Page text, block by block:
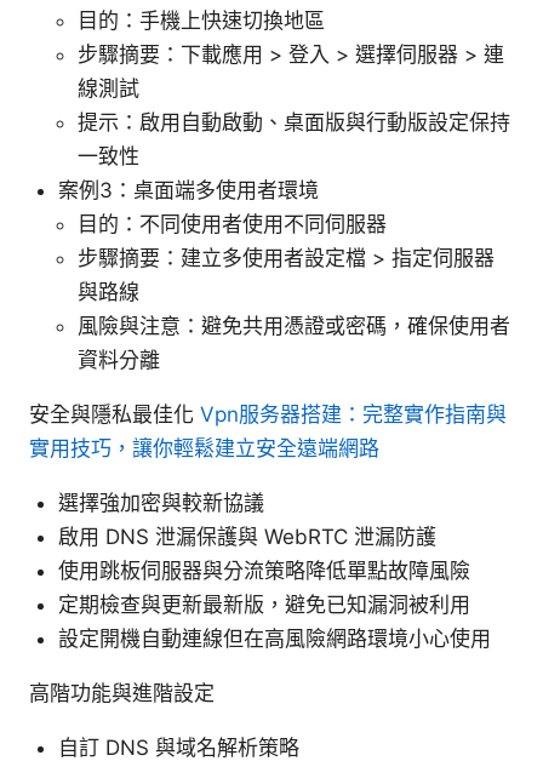
目的：手機上快速切換地區
步驟摘要：下載應用 > 登入 > 選擇伺服器 > 連
線測試
提示：啟用自動啟動、桌面版與行動版設定保持
一致性
案例3：桌面端多使用者環境
目的：不同使用者使用不同伺服器
步驟摘要：建立多使用者設定檔 > 指定伺服器
與路線
風險與注意：避免共用憑證或密碼，確保使用者
資料分離
安全與隱私最佳化 Vpn服务器搭建：完整實作指南與
實用技巧，讓你輕鬆建立安全遠端網路
選擇強加密與較新協議
啟用 DNS 泄漏保護與 WebRTC 泄漏防護
使用跳板伺服器與分流策略降低單點故障風險
定期檢查與更新最新版，避免已知漏洞被利用
設定開機自動連線但在高風險網路環境小心使用
高階功能與進階設定
自訂 DNS 與域名解析策略